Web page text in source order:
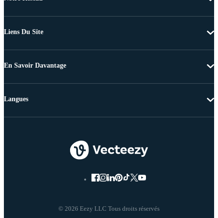
Liens Du Site
En Savoir Davantage
© 2026 Eezy LLC Tous droits réservés
Langues